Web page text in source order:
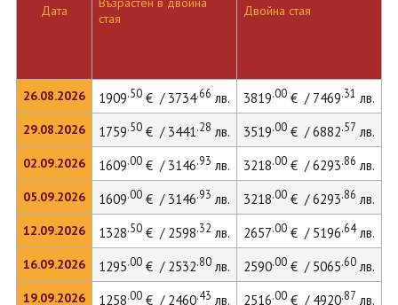
Дата
26.08.2026
29.08.2026
02.09.2026
05.09.2026
12.09.2026
16.09.2026
19.09.2026
стая
Двойна стая
1909.50€ / 3734.66 лв. 3819.00€ / 7469.31 лв.
1759.50€ / 3441.28 лв. 3519.00€ / 6882.57 лв.
1609.00€ / 3146.93 лв. 3218.00€ / 6293.86 лв.
1609.00€ / 3146.93 лв. 3218.00€ / 6293.86 лв.
1328.50€ / 2598.32 лв. 2657.00€ / 5196.64лв.
1295.00€ / 2532.80лв. 2590.00€ / 5065.60лв.
1258.00€ / 2460.43 лв. 2516.00€ / 4920.87 лв.